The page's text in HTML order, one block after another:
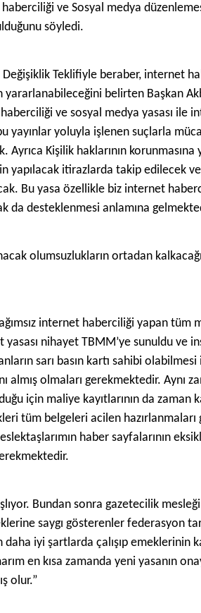
ve Sosyal medya
söyledi.
Teklifiyle beraber, internet
yararlanabileceğini belirten Başkan
ve sosyal medya yasası ile
yayınlar yoluyla işlenen suçlarla
Ayrıca Kişilik haklarının
yapılacak itirazlarda takip edilecek
Bu yasa özellikle biz internet
da desteklenmesi anlamına
olumsuzlukların ortadan
internet haberciliği yapan tüm
nihayet TBMM’ye sunuldu ve
sarı basın kartı sahibi
almış olmaları gerekmektedir. Aynı
için maliye kayıtlarının da zaman
tüm belgeleri acilen hazırlanmaları
haber sayfalarının
Bundan sonra gazetecilik
saygı gösterenler federasyon
daha iyi şartlarda çalışıp emeklerinin
en kısa zamanda yeni yasanın
olur.”